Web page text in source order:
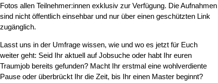
Fotos allen Teilnehmer:innen exklusiv zur Verfügung. Die Aufnahmen
sind nicht öffentlich einsehbar und nur über einen geschützten Link
zugänglich.
Lasst uns in der Umfrage wissen, wie und wo es jetzt für Euch
weiter geht: Seid Ihr aktuell auf Jobsuche oder habt Ihr euren
Traumjob bereits gefunden? Macht Ihr erstmal eine wohlverdiente
Pause oder überbrückt Ihr die Zeit, bis Ihr einen Master beginnt?